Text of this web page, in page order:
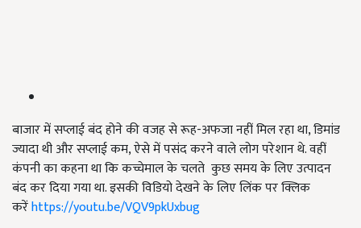
बाजार में सप्लाई बंद होने की वजह से रूह-अफजा नहीं मिल रहा था, डिमांड
ज्यादा थी और सप्लाई कम, ऐसे में पसंद करने वाले लोग परेशान थे. वहीं
कंपनी का कहना था कि कच्चेमाल के चलते कुछ समय के लिए उत्पादन
बंद कर दिया गया था. इसकी विडियो देखने के लिए लिंक पर क्लिक
करेंhttps://youtu.be/VQV9pkUxbug